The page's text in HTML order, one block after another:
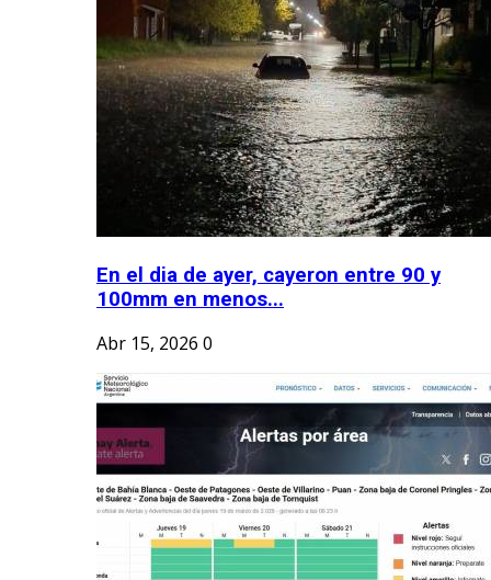
En el dia de ayer, cayeron entre 90 y
100mm en menos...
Abr 15, 2026 0